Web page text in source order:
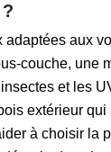
adaptées aux
couche, une
et les
extérieur qui
à choisir la